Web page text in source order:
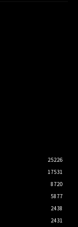
25226
17531
8720
5877
2438
2431